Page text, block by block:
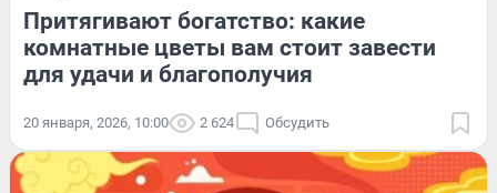
Притягивают богатство: какие
комнатные цветы вам стоит завести
для удачи и благополучия
20 января, 2026, 10:00 2 624 Обсудить